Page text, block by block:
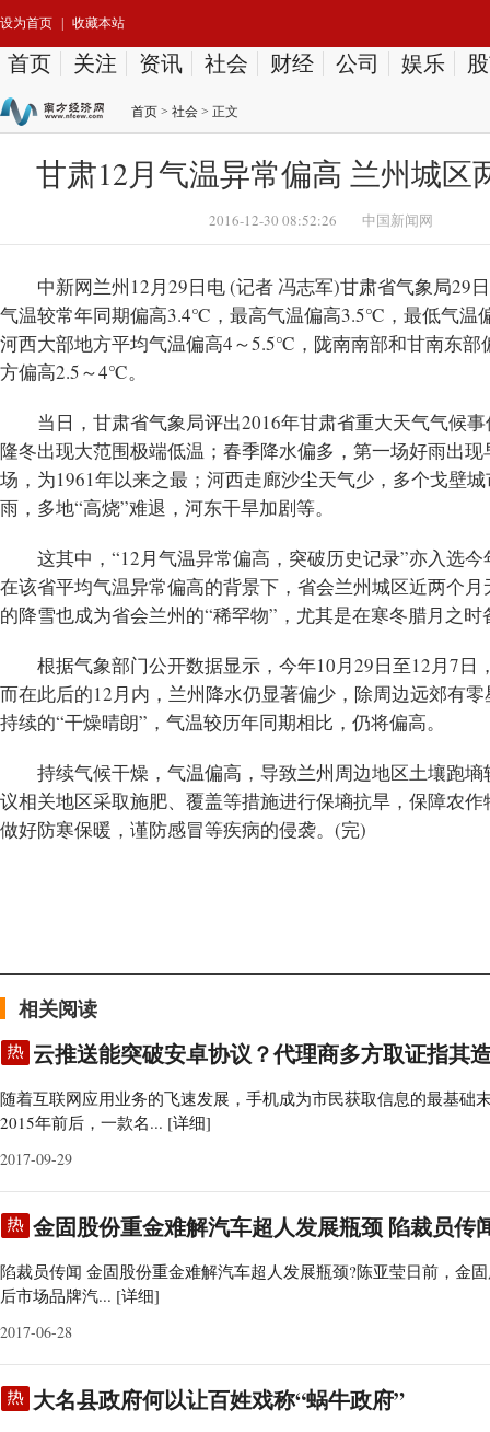
设为首页 收藏本站
首页 关注 资讯 社会 财经 公司 娱乐
首页 > 社会 > 正文
甘肃12月气温异常偏高 兰州城区
2016-12-30 08:52:26 中国新闻网
中新网兰州12月29日电 (记者 冯志军)甘肃省气象局29
气温较常年同期偏高3.4℃，最高气温偏高3.5℃，最低气温
河西大部地方平均气温偏高4～5.5℃，陇南南部和甘南东
方偏高2.5～4℃。
当日，甘肃省气象局评出2016年甘肃省重大天气气候
隆冬出现大范围极端低温；春季降水偏多，第一场好雨出
场，为1961年以来之最；河西走廊沙尘天气少，多个戈壁
雨，多地“高烧”难退，河东干旱加剧等。
这其中，“12月气温异常偏高，突破历史记录”亦入选
在该省平均气温异常偏高的背景下，省会兰州城区近两个
的降雪也成为省会兰州的“稀罕物”，尤其是在寒冬腊月之
根据气象部门公开数据显示，今年10月29日至12月7日
而在此后的12月内，兰州降水仍显著偏少，除周边远郊有
持续的“干燥晴朗”，气温较历年同期相比，仍将偏高。
持续气候干燥，气温偏高，导致兰州周边地区土壤跑
议相关地区采取施肥、覆盖等措施进行保墒抗旱，保障农
做好防寒保暖，谨防感冒等疾病的侵袭。(完)
相关阅读
云推送能突破安卓协议？代理商多方取证指其
随着互联网应用业务的飞速发展，手机成为市民获取信息的最基础
2015年前后，一款名... [详细]
2017-09-29
金固股份重金难解汽车超人发展瓶颈 陷裁员传
陷裁员传闻 金固股份重金难解汽车超人发展瓶颈?陈亚莹日前，金
后市场品牌汽... [详细]
2017-06-28
大名县政府何以让百姓戏称“蜗牛政府”